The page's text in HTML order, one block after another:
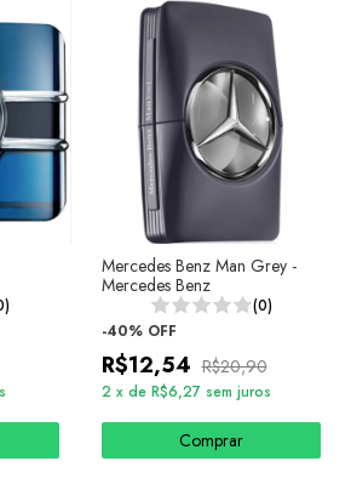
Mercedes Benz Man Grey -
Mercedes Benz
(0)
-40% OFF
R$12,54 R$20,90
2 x de R$6,27 sem juros
Comprar